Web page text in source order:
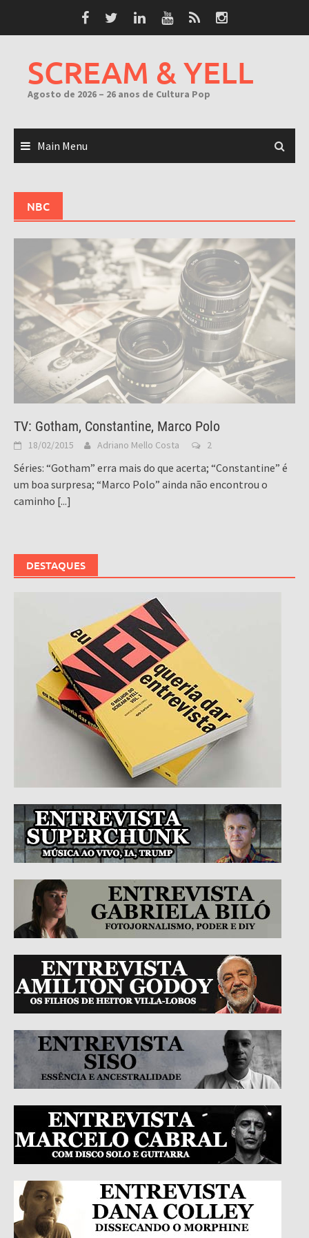
SCREAM & YELL
Agosto de 2026 – 26 anos de Cultura Pop
Main Menu
NBC
TV: Gotham, Constantine, Marco Polo
18/02/2015 Adriano Mello Costa 2
Séries: “Gotham” erra mais do que acerta; “Constantine” é
um boa surpresa; “Marco Polo” ainda não encontrou o
caminho [...]
DESTAQUES